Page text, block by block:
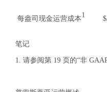
每盎司现金运营成本1
笔记
1. 请参阅第 19 页的“非